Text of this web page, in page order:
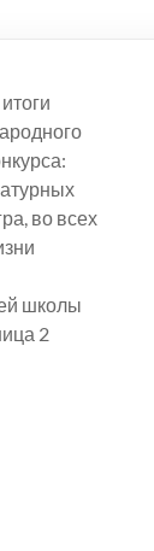
во всех
школы
2